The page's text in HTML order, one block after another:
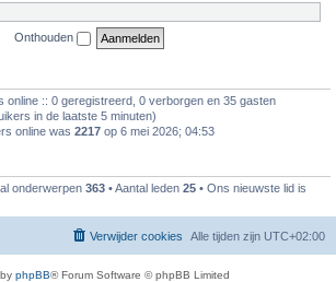
Onthouden
online :: 0 geregistreerd, 0 verborgen en 35 gasten
in de laatste 5 minuten)
online was 2217 op 6 mei 2026; 04:53
onderwerpen 363 • Aantal leden 25 • Ons nieuwste lid is
Alle tijden zijn UTC+02:00
Verwijder cookies
phpBB® Forum Software © phpBB Limited